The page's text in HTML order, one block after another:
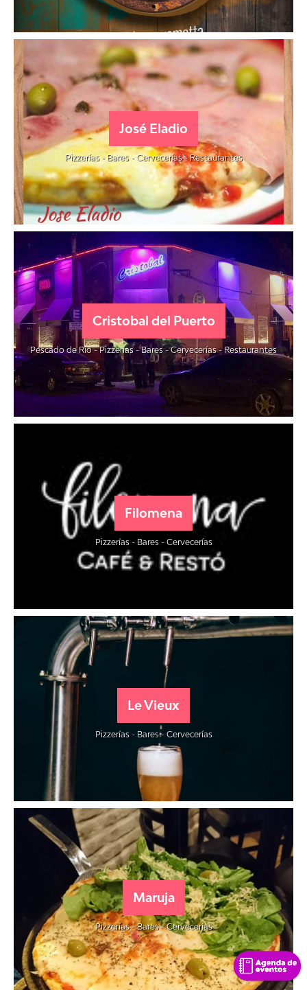
José Eladio
Pizzerías - Bares - Cervecerías - Restaurantes
Cristobal del Puerto
Pescado de Río - Pizzerías - Bares - Cervecerías - Restaurantes
Filomena
Pizzerías - Bares - Cervecerías
Le Vieux
Pizzerías - Bares - Cervecerías
Maruja
Pizzerías - Bares - Cervecerías